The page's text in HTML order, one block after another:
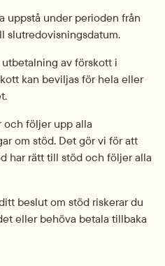
uppstå under perioden från
slutredovisnings­datum.
av förskott i
kan beviljas för hela eller
följer upp alla
om stöd. Det gör vi för att
har rätt till stöd och följer alla
beslut om stöd riskerar du
eller behöva betala tillbaka